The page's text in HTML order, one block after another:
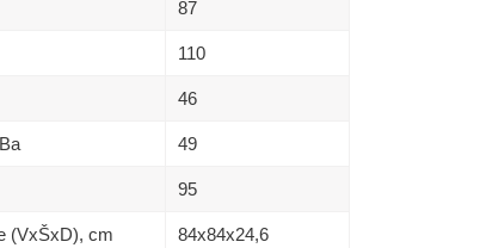
87
110
46
49
95
(VxŠxD), сm 84x84х24,6